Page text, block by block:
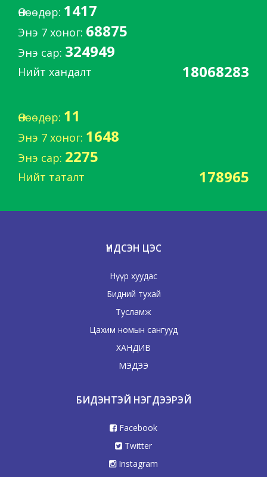
Өнөөдөр: 1417
Энэ 7 хоног: 68875
Энэ сар: 324949
Нийт хандалт 18068283
Өнөөдөр: 11
Энэ 7 хоног: 1648
Энэ сар: 2275
Нийт таталт 178965
ҮНДСЭН ЦЭС
Нүүр хуудас
Бидний тухай
Тусламж
Цахим номын сангууд
ХАНДИВ
МЭДЭЭ
БИДЭНТЭЙ НЭГДЭЭРЭЙ
Facebook
Twitter
Instagram